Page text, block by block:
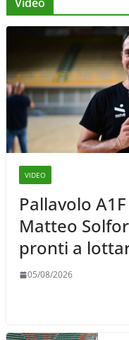
VIDEO
Pallavolo
Matteo
pronti a
carichi sin dal
05/08/2026